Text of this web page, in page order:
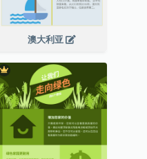
澳大利亚